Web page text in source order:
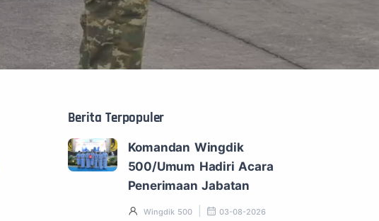
Berita Terpopuler
Komandan Wingdik
500/Umum Hadiri Acara
Penerimaan Jabatan
Wingdik 500 03-08-2026